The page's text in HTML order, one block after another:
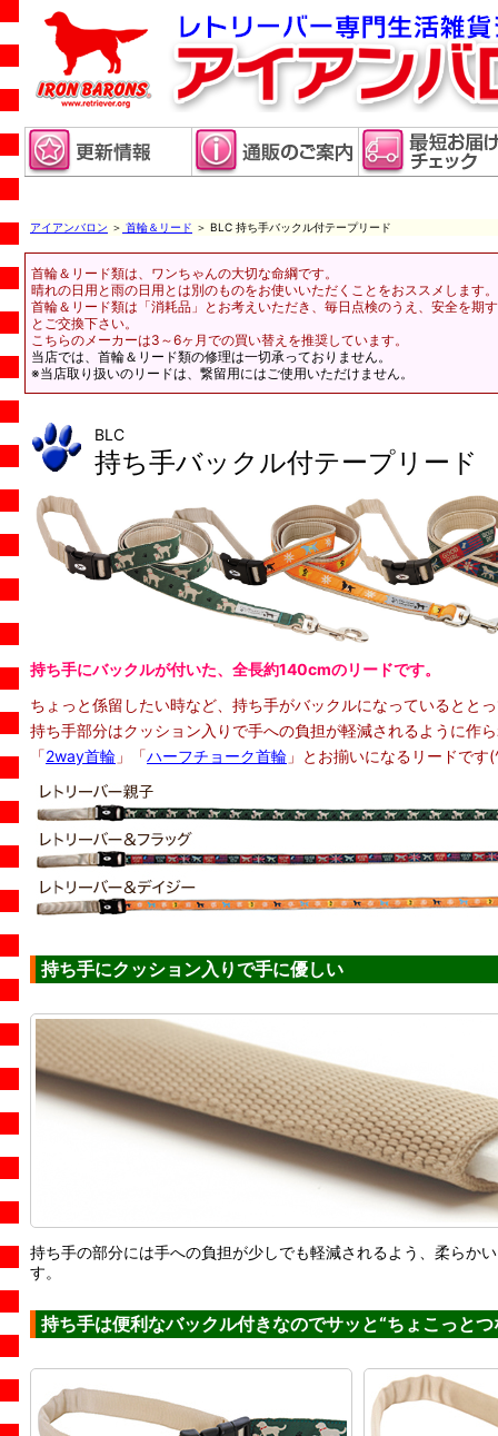
アイアンバロン ＞ 首輪＆リード ＞ BLC 持ち手バックル付テープリード
首輪＆リード類は、ワンちゃんの大切な命綱です。
晴れの日用と雨の日用とは別のものをお使いいただくことをおススメします。
首輪＆リード類は「消耗品」とお考えいただき、毎日点検のうえ、安全を期
とご交換下さい。
こちらのメーカーは3～6ヶ月での買い替えを推奨しています。
当店では、首輪＆リード類の修理は一切承っておりません。
※当店取り扱いのリードは、繋留用にはご使用いただけません。
BLC
持ち手バックル付テープリード
持ち手にバックルが付いた、全長約140cmのリードです。
ちょっと係留したい時など、持ち手がバックルになっているとと
持ち手部分はクッション入りで手への負担が軽減されるように作
「2way首輪 」「ハーフチョーク首輪 」とお揃いになるリードです
持ち手にクッション入りで手に優しい
持ち手の部分には手への負担が少しでも軽減されるよう、柔らか
す。
持ち手は便利なバックル付きなのでサッと“ちょこっと